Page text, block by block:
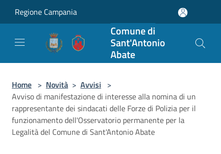
Regione Campania
Comune di
Sant'Antonio
Abate
Home > Novità > Avvisi >
Avviso di manifestazione di interesse alla nomina di un
rappresentante dei sindacati delle Forze di Polizia per il
funzionamento dell'Osservatorio permanente per la
Legalità del Comune di Sant'Antonio Abate